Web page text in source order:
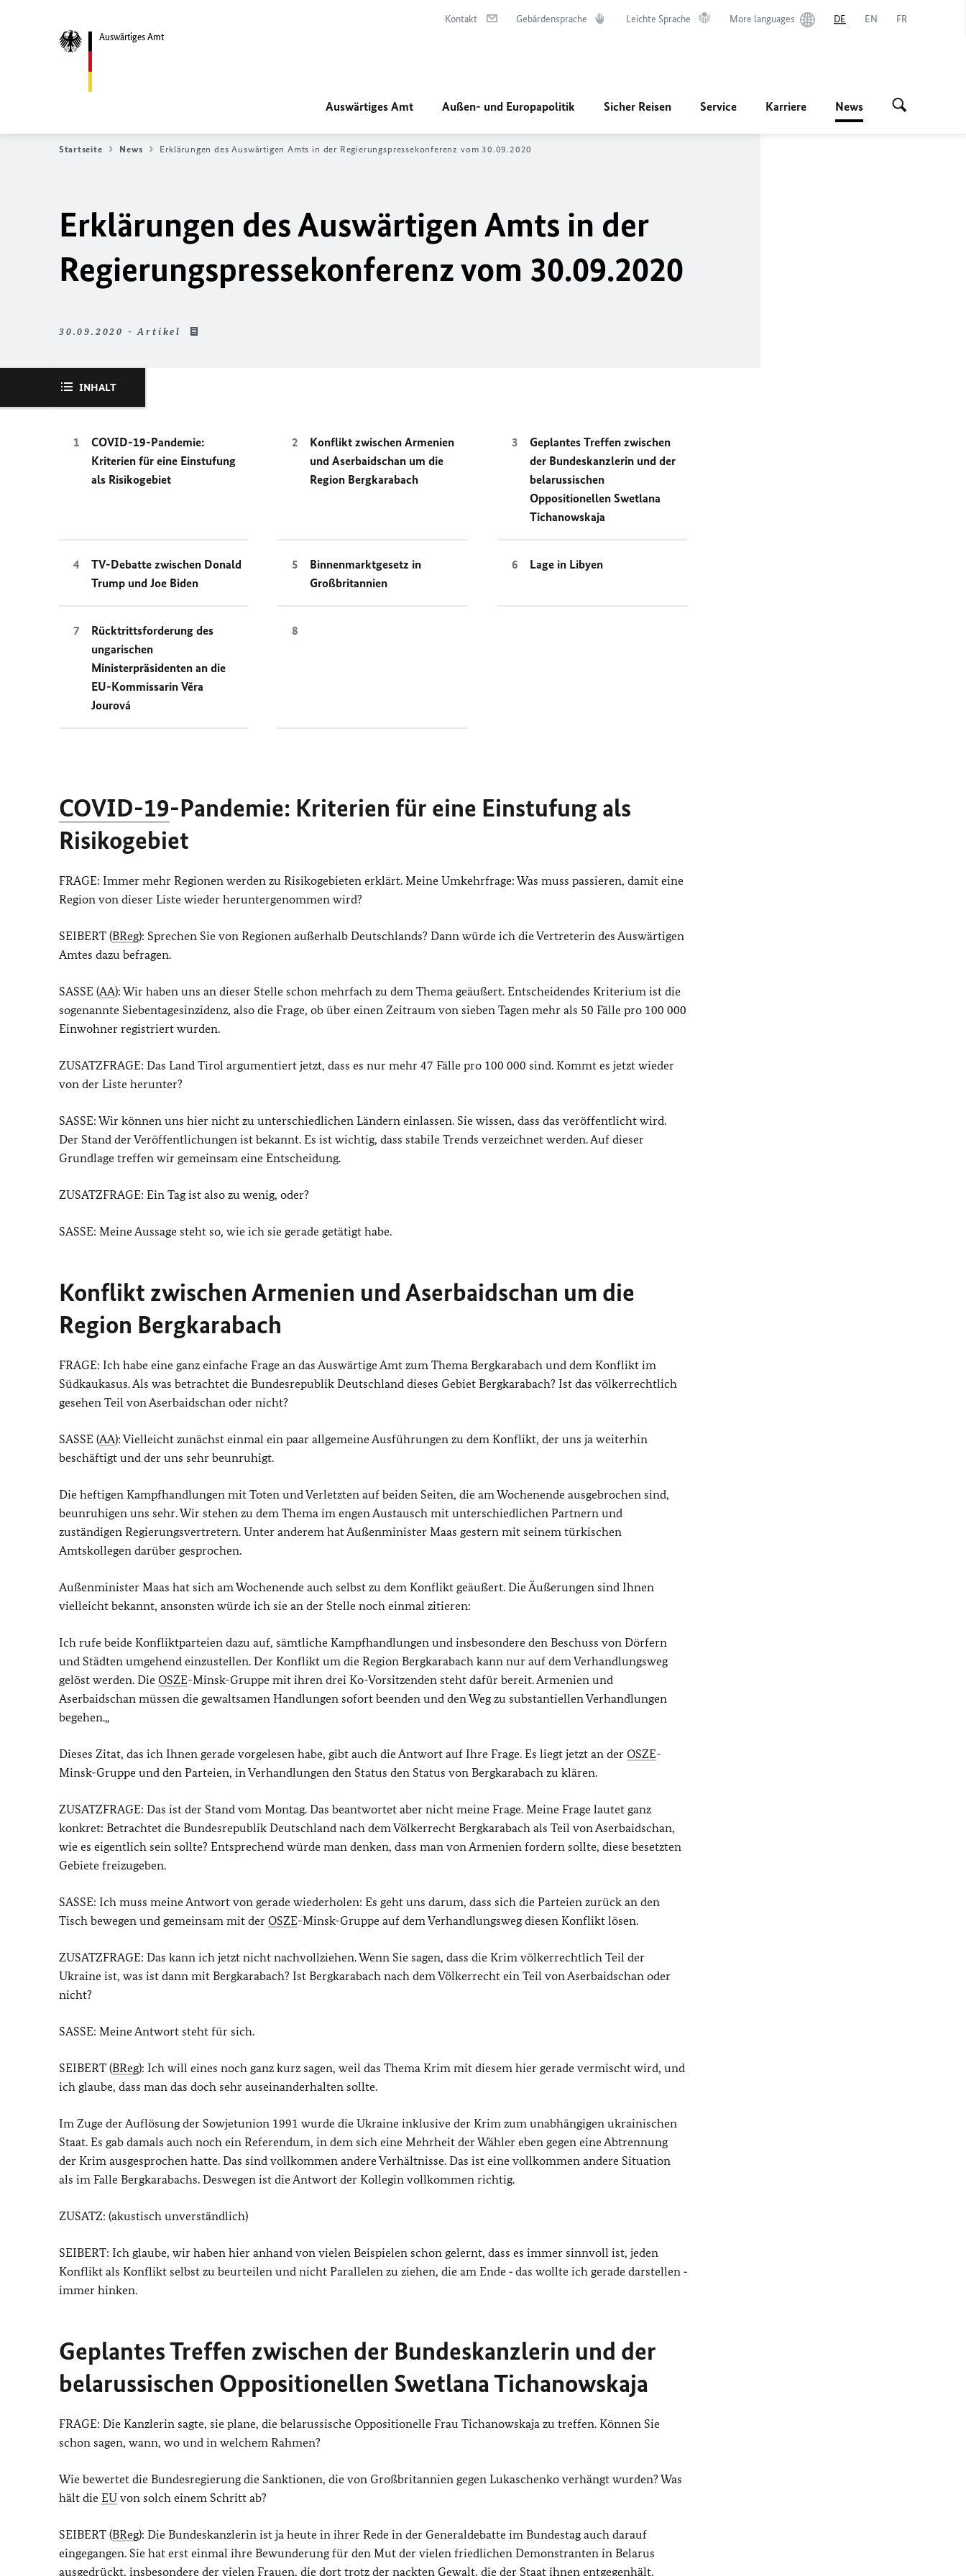
Auswärtiges Amt
Kontakt Gebärdensprache Leichte Sprache More languages DE EN FR
Auswärtiges Amt Außen- und Europapolitik Sicher Reisen Service Karriere News
Startseite News Erklärungen des Auswärtigen Amts in der Regierungs­pressekonferenz vom 30.09.2020
Erklärungen des Auswärtigen Amts in der
Regierungs­pressekonferenz vom 30.09.2020
30.09.2020 - Artikel
INHALT
COVID-19-Pandemie:
Kriterien für eine Einstufung
als Risikogebiet
Konflikt zwischen Armenien
und Aserbaidschan um die
Region Bergkarabach
Geplantes Treffen zwischen
der Bundeskanzlerin und der
belarussischen
Oppositionellen Swetlana
Tichanowskaja
TV-Debatte zwischen Donald
Trump und Joe Biden
Binnenmarktgesetz in
Großbritannien
Lage in Libyen
Rücktrittsforderung des
ungarischen
Ministerpräsidenten an die
EU-Kommissarin Věra
Jourová
COVID-19-Pandemie: Kriterien für eine Einstufung als
Risikogebiet
FRAGE: Immer mehr Regionen werden zu Risikogebieten erklärt. Meine Umkehrfrage: Was muss passieren, damit eine
Region von dieser Liste wieder heruntergenommen wird?
SEIBERT (BReg): Sprechen Sie von Regionen außerhalb Deutschlands? Dann würde ich die Vertreterin des Auswärtigen
Amtes dazu befragen.
SASSE (AA): Wir haben uns an dieser Stelle schon mehrfach zu dem Thema geäußert. Entscheidendes Kriterium ist die
sogenannte Siebentagesinzidenz, also die Frage, ob über einen Zeitraum von sieben Tagen mehr als 50 Fälle pro 100 000
Einwohner registriert wurden.
ZUSATZFRAGE: Das Land Tirol argumentiert jetzt, dass es nur mehr 47 Fälle pro 100 000 sind. Kommt es jetzt wieder
von der Liste herunter?
SASSE: Wir können uns hier nicht zu unterschiedlichen Ländern einlassen. Sie wissen, dass das veröffentlicht wird.
Der Stand der Veröffentlichungen ist bekannt. Es ist wichtig, dass stabile Trends verzeichnet werden. Auf dieser
Grundlage treffen wir gemeinsam eine Entscheidung.
ZUSATZFRAGE: Ein Tag ist also zu wenig, oder?
SASSE: Meine Aussage steht so, wie ich sie gerade getätigt habe.
Konflikt zwischen Armenien und Aserbaidschan um die
Region Bergkarabach
FRAGE: Ich habe eine ganz einfache Frage an das Auswärtige Amt zum Thema Bergkarabach und dem Konflikt im
Südkaukasus. Als was betrachtet die Bundesrepublik Deutschland dieses Gebiet Bergkarabach? Ist das völkerrechtlich
gesehen Teil von Aserbaidschan oder nicht?
SASSE (AA): Vielleicht zunächst einmal ein paar allgemeine Ausführungen zu dem Konflikt, der uns ja weiterhin
beschäftigt und der uns sehr beunruhigt.
Die heftigen Kampfhandlungen mit Toten und Verletzten auf beiden Seiten, die am Wochenende ausgebrochen sind,
beunruhigen uns sehr. Wir stehen zu dem Thema im engen Austausch mit unterschiedlichen Partnern und
zuständigen Regierungsvertretern. Unter anderem hat Außenminister Maas gestern mit seinem türkischen
Amtskollegen darüber gesprochen.
Außenminister Maas hat sich am Wochenende auch selbst zu dem Konflikt geäußert. Die Äußerungen sind Ihnen
vielleicht bekannt, ansonsten würde ich sie an der Stelle noch einmal zitieren:
Ich rufe beide Konfliktparteien dazu auf, sämtliche Kampfhandlungen und insbesondere den Beschuss von Dörfern
und Städten umgehend einzustellen. Der Konflikt um die Region Bergkarabach kann nur auf dem Verhandlungsweg
gelöst werden. Die OSZE-Minsk-Gruppe mit ihren drei Ko-Vorsitzenden steht dafür bereit. Armenien und
Aserbaidschan müssen die gewaltsamen Handlungen sofort beenden und den Weg zu substantiellen Verhandlungen
begehen.„
Dieses Zitat, das ich Ihnen gerade vorgelesen habe, gibt auch die Antwort auf Ihre Frage. Es liegt jetzt an der OSZE-
Minsk-Gruppe und den Parteien, in Verhandlungen den Status den Status von Bergkarabach zu klären.
ZUSATZFRAGE: Das ist der Stand vom Montag. Das beantwortet aber nicht meine Frage. Meine Frage lautet ganz
konkret: Betrachtet die Bundesrepublik Deutschland nach dem Völkerrecht Bergkarabach als Teil von Aserbaidschan,
wie es eigentlich sein sollte? Entsprechend würde man denken, dass man von Armenien fordern sollte, diese besetzten
Gebiete freizugeben.
SASSE: Ich muss meine Antwort von gerade wiederholen: Es geht uns darum, dass sich die Parteien zurück an den
Tisch bewegen und gemeinsam mit der OSZE-Minsk-Gruppe auf dem Verhandlungsweg diesen Konflikt lösen.
ZUSATZFRAGE: Das kann ich jetzt nicht nachvollziehen. Wenn Sie sagen, dass die Krim völkerrechtlich Teil der
Ukraine ist, was ist dann mit Bergkarabach? Ist Bergkarabach nach dem Völkerrecht ein Teil von Aserbaidschan oder
nicht?
SASSE: Meine Antwort steht für sich.
SEIBERT (BReg): Ich will eines noch ganz kurz sagen, weil das Thema Krim mit diesem hier gerade vermischt wird, und
ich glaube, dass man das doch sehr auseinanderhalten sollte.
Im Zuge der Auflösung der Sowjetunion 1991 wurde die Ukraine inklusive der Krim zum unabhängigen ukrainischen
Staat. Es gab damals auch noch ein Referendum, in dem sich eine Mehrheit der Wähler eben gegen eine Abtrennung
der Krim ausgesprochen hatte. Das sind vollkommen andere Verhältnisse. Das ist eine vollkommen andere Situation
als im Falle Bergkarabachs. Deswegen ist die Antwort der Kollegin vollkommen richtig.
ZUSATZ: (akustisch unverständlich)
SEIBERT: Ich glaube, wir haben hier anhand von vielen Beispielen schon gelernt, dass es immer sinnvoll ist, jeden
Konflikt als Konflikt selbst zu beurteilen und nicht Parallelen zu ziehen, die am Ende ‑ das wollte ich gerade darstellen ‑
immer hinken.
Geplantes Treffen zwischen der Bundeskanzlerin und der
belarussischen Oppositionellen Swetlana Tichanowskaja
FRAGE: Die Kanzlerin sagte, sie plane, die belarussische Oppositionelle Frau Tichanowskaja zu treffen. Können Sie
schon sagen, wann, wo und in welchem Rahmen?
Wie bewertet die Bundesregierung die Sanktionen, die von Großbritannien gegen Lukaschenko verhängt wurden? Was
hält die EU von solch einem Schritt ab?
SEIBERT (BReg): Die Bundeskanzlerin ist ja heute in ihrer Rede in der Generaldebatte im Bundestag auch darauf
eingegangen. Sie hat erst einmal ihre Bewunderung für den Mut der vielen friedlichen Demonstranten in Belarus
ausgedrückt, insbesondere der vielen Frauen, die dort trotz der nackten Gewalt, die der Staat ihnen entgegenhält,